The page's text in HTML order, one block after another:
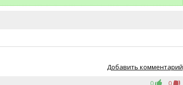
Добавить комментарий
0 0